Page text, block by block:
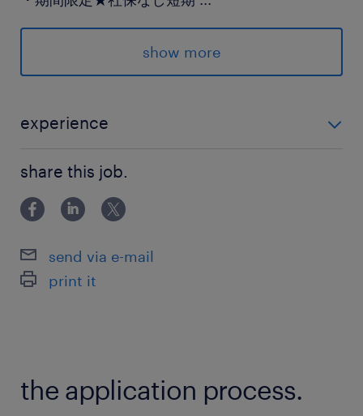
・WワークもOKな夜勤
・正社員前提のお仕事
はありません。
ります。
派遣先の特徴
最寄駅
／西船橋駅
show more
experience
す。
share this job.
send via e-mail
print it
the application process.